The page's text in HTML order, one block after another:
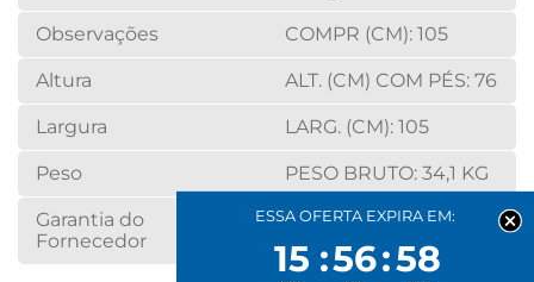
Observações COMPR (CM): 105
Altura ALT. (CM) COM PÉS: 76
Largura LARG. (CM): 105
Peso PESO BRUTO: 34,1 KG
Garantia do
Fornecedor
3 MESES
ESSA OFERTA EXPIRA EM:
15 56 57